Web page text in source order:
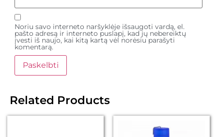
Noriu savo interneto naršyklėje išsaugoti vardą, el.
pašto adresą ir interneto puslapį, kad jų nebereiktų
įvesti iš naujo, kai kitą kartą vėl norėsiu parašyti
komentarą.
Related Products